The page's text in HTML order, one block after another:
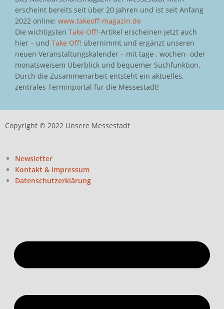
erscheint bereits seit über 20 Jahren und ist seit Anfang
2022 online: www.takeoff-magazin.de
Die wichtigsten Take Off!-Artikel erscheinen jetzt auch
hier – und Take Off! übernimmt und ergänzt unseren
neuen Veranstaltungskalender – mit tage-, wochen- oder
monatsweisem Überblick und bequemer Suchfunktion.
Durch die Zusammenarbeit entsteht ein aktuelles,
zentrales Terminportal für die Messestadt!
Copyright © 2022 Unsere Messestadt
Newsletter
Kontakt & Impressum
Datenschutzerklärung